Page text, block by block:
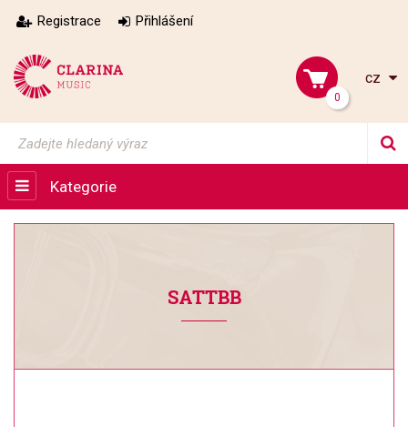
Registrace Přihlášení
0
cz
Kategorie
SATTBB